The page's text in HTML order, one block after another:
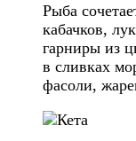
Рыба
кабачков,
гарниры из
в сливках
фасоли,